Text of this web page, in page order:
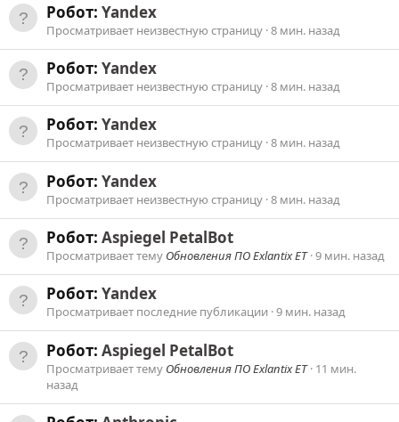
Робот: Yandex
Просматривает неизвестную страницу 8 мин. назад
Робот: Yandex
Просматривает неизвестную страницу 8 мин. назад
Робот: Yandex
Просматривает неизвестную страницу 8 мин. назад
Робот: Yandex
Просматривает неизвестную страницу 8 мин. назад
Робот: Aspiegel PetalBot
Просматривает тему Обновления ПО Exlantix ET 9 мин. назад
Робот: Yandex
Просматривает последние публикации 9 мин. назад
Робот: Aspiegel PetalBot
Просматривает тему Обновления ПО Exlantix ET 11 мин.
назад